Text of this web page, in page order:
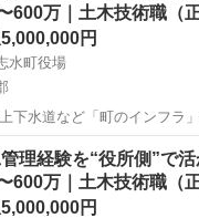
600万｜土木技術職（正
円
水町役場
下水道など「町のインフラ
す。 民間での 施工管理・
お仕事です。公務員の経験
（...
の他 働き
理経験を“役所側”で
600万｜土木技術職（正
円